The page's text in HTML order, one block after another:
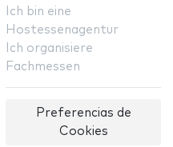
Ich bin eine
Hostessenagentur
Ich organisiere
Fachmessen
Preferencias de
Cookies